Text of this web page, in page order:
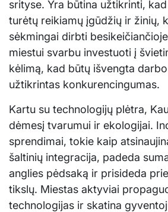
srityse. Yra būtina užtikrinti,
turėtų reikiamų įgūdžių ir žinių,
sėkmingai dirbti
miestui svarbu investuoti į
kėlimą, kad būtų išvengta
užtikrintas konkurencingumas.
Kartu su technologijų plėtra,
dėmesį tvarumui ir ekologijai.
sprendimai, tokie kaip
šaltinių integracija, padeda
anglies pėdsaką ir prisideda
tikslų. Miestas aktyviai
technologijas ir skatina